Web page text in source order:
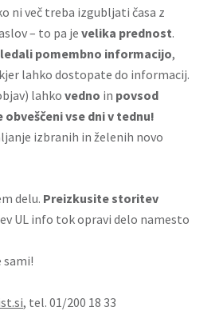
ni več treba izgubljati časa z
– to pa jevelika prednost.
pomembno informacijo,
lahko dostopate do informacij.
lahko vedno in povsod
obveščeni vse dni v tednu!
izbranih in želenih novo
delu. Preizkusite storitev
UL info tok opravi delo namesto
sami!
, tel. 01/200 18 33